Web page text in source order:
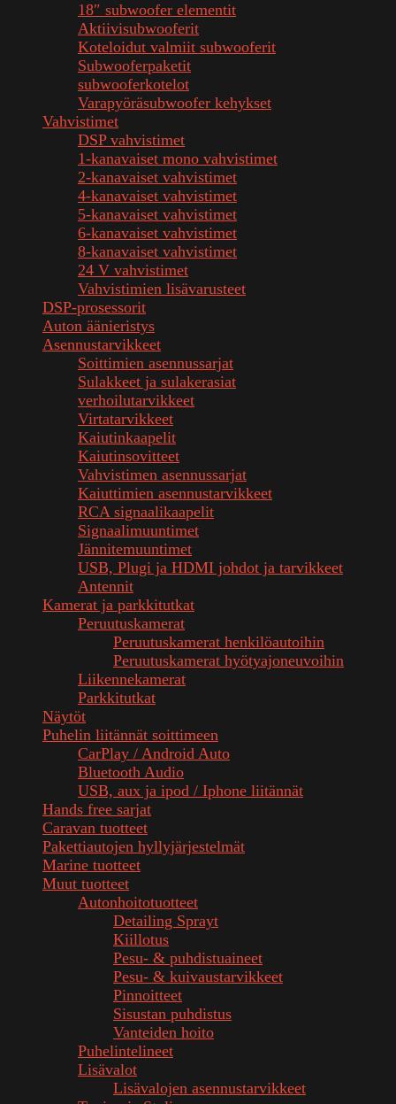
18″ subwoofer elementit
Aktiivisubwooferit
Koteloidut valmiit subwooferit
Subwooferpaketit
subwooferkotelot
Varapyöräsubwoofer kehykset
Vahvistimet
DSP vahvistimet
1-kanavaiset mono vahvistimet
2-kanavaiset vahvistimet
4-kanavaiset vahvistimet
5-kanavaiset vahvistimet
6-kanavaiset vahvistimet
8-kanavaiset vahvistimet
24 V vahvistimet
Vahvistimien lisävarusteet
DSP-prosessorit
Auton äänieristys
Asennustarvikkeet
Soittimien asennussarjat
Sulakkeet ja sulakerasiat
verhoilutarvikkeet
Virtatarvikkeet
Kaiutinkaapelit
Kaiutinsovitteet
Vahvistimen asennussarjat
Kaiuttimien asennustarvikkeet
RCA signaalikaapelit
Signaalimuuntimet
Jännitemuuntimet
USB, Plugi ja HDMI johdot ja tarvikkeet
Antennit
Kamerat ja parkkitutkat
Peruutuskamerat
Peruutuskamerat henkilöautoihin
Peruutuskamerat hyötyajoneuvoihin
Liikennekamerat
Parkkitutkat
Näytöt
Puhelin liitännät soittimeen
CarPlay / Android Auto
Bluetooth Audio
USB, aux ja ipod / Iphone liitännät
Hands free sarjat
Caravan tuotteet
Pakettiautojen hyllyjärjestelmät
Marine tuotteet
Muut tuotteet
Autonhoitotuotteet
Detailing Sprayt
Kiillotus
Pesu- & puhdistuaineet
Pesu- & kuivaustarvikkeet
Pinnoitteet
Sisustan puhdistus
Vanteiden hoito
Puhelintelineet
Lisävalot
Lisävalojen asennustarvikkeet